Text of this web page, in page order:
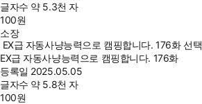
글자수 약 5.3천 자
100원
소장
EX급 자동사냥능력으로 캠핑합니다. 176화 선택
EX급 자동사냥능력으로 캠핑합니다. 176화
등록일 2025.05.05
글자수 약 5.8천 자
100원